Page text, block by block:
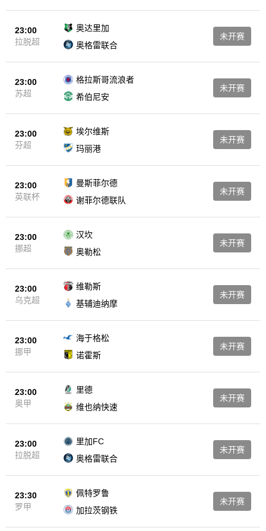
23:00
拉脱超
奥达里加
奥格雷联合
未开赛
23:00
苏超
格拉斯哥流浪者
希伯尼安
未开赛
23:00
芬超
埃尔维斯
玛丽港
未开赛
23:00
英联杯
曼斯菲尔德
谢菲尔德联队
未开赛
23:00
挪超
汉坎
奥勒松
未开赛
23:00
乌克超
维勒斯
基辅迪纳摩
未开赛
23:00
挪甲
海于格松
诺霍斯
未开赛
23:00
奥甲
里德
维也纳快速
未开赛
23:00
拉脱超
里加FC
奥格雷联合
未开赛
23:30
罗甲
佩特罗鲁
加拉茨钢铁
未开赛